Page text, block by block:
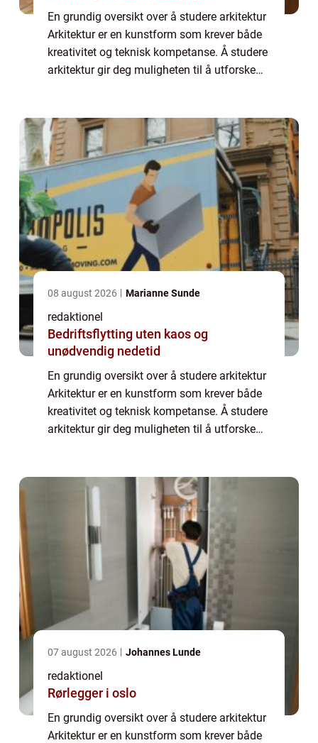
En grundig oversikt over å studere arkitektur
Arkitektur er en kunstform som krever både
kreativitet og teknisk kompetanse. Å studere
arkitektur gir deg muligheten til å utforske
08 august 2026 Marianne Sunde
redaktionel
Bedriftsflytting uten kaos og
unødvendig nedetid
En grundig oversikt over å studere arkitektur
Arkitektur er en kunstform som krever både
kreativitet og teknisk kompetanse. Å studere
arkitektur gir deg muligheten til å utforske
07 august 2026 Johannes Lunde
redaktionel
Rørlegger i oslo
En grundig oversikt over å studere arkitektur
Arkitektur er en kunstform som krever både